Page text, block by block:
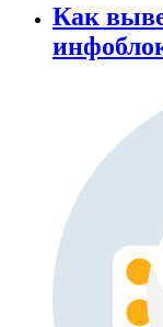
Как